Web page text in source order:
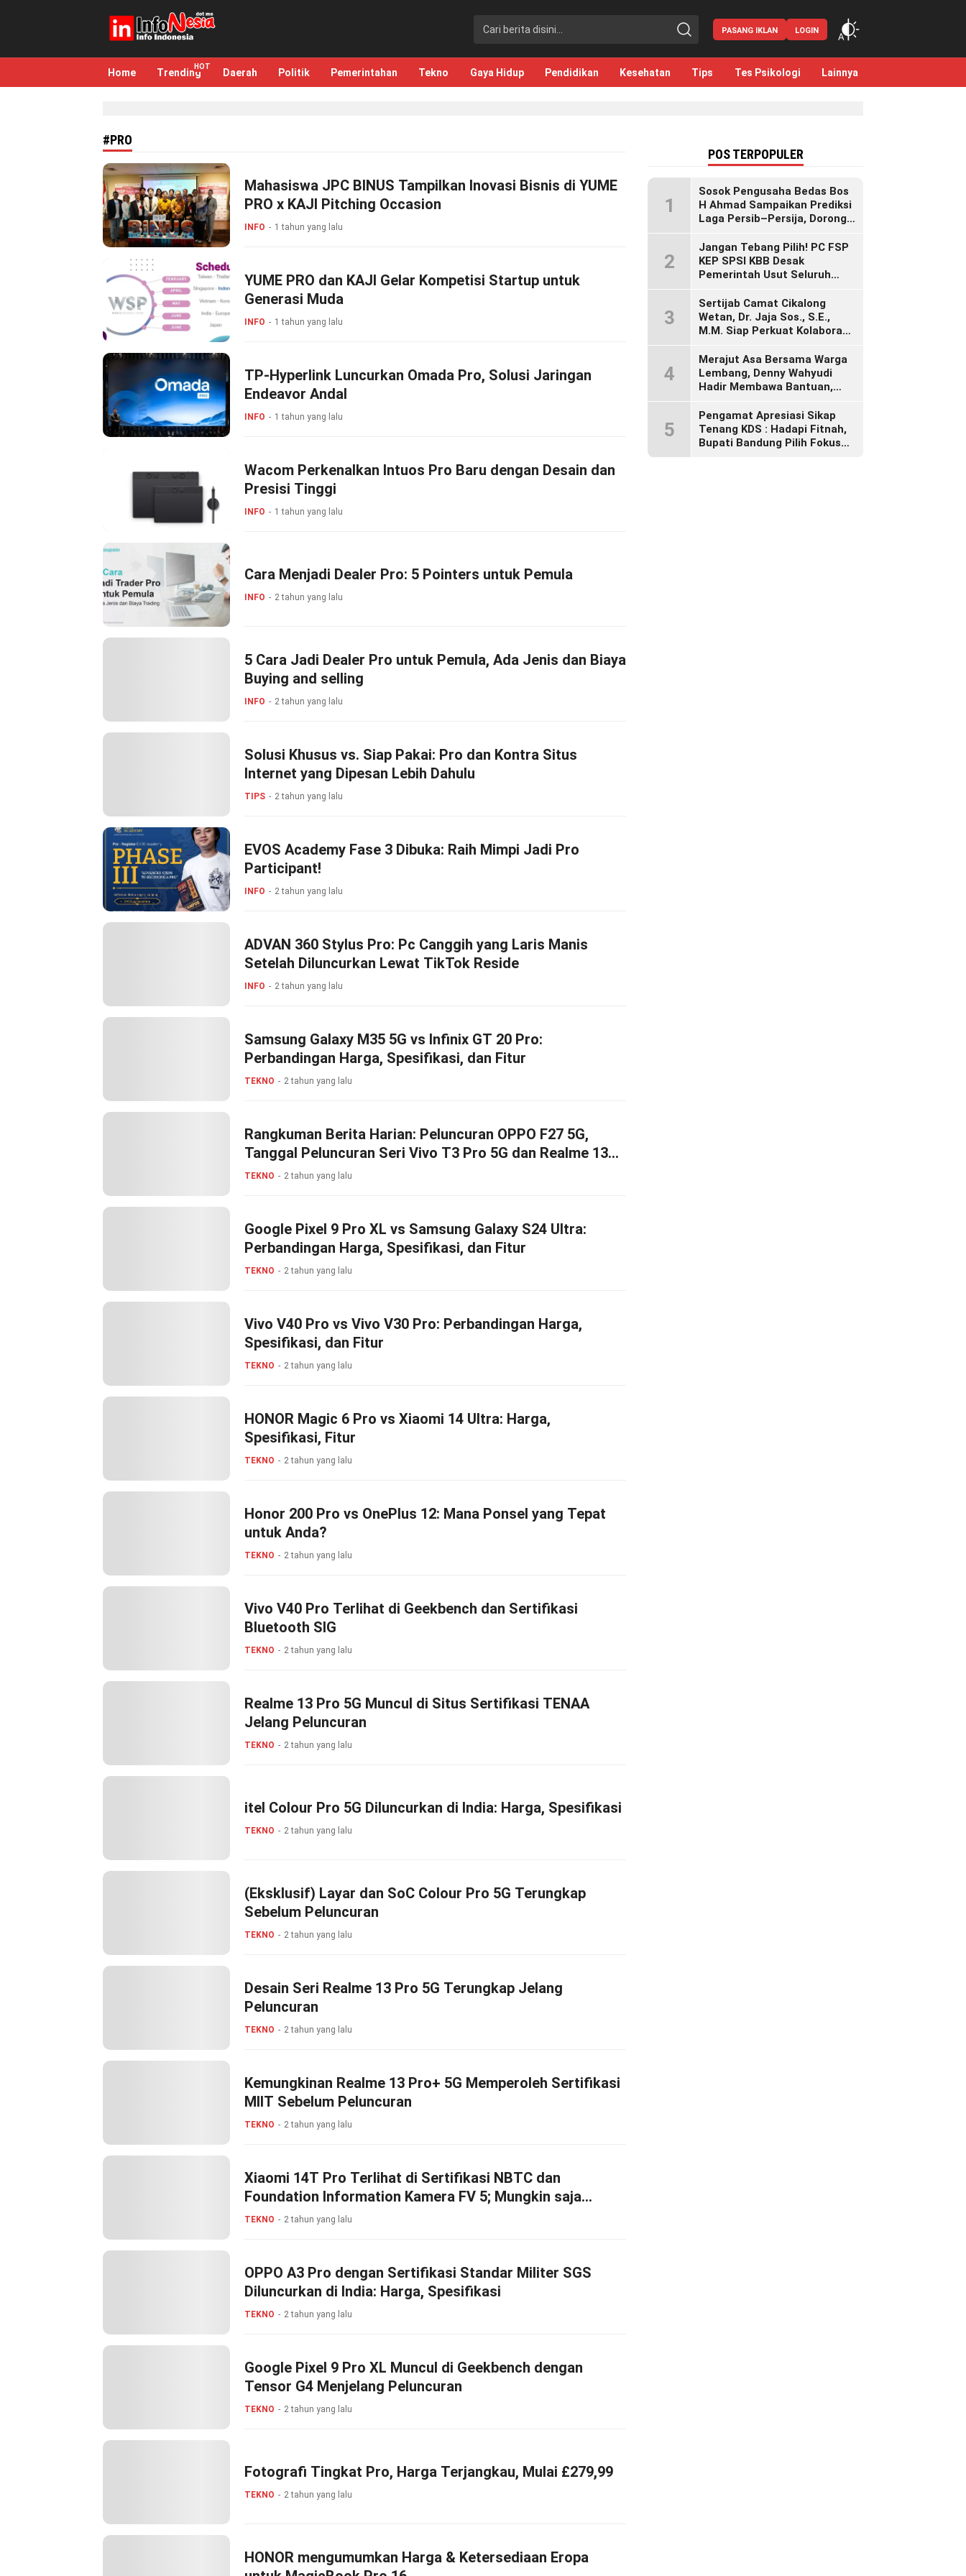
infonesia.me
Info Indonesia
PASANG IKLAN LOGIN
Home Trending Daerah Politik Pemerintahan Tekno Gaya Hidup Pendidikan Kesehatan Tips Tes Psikologi Lainnya
#PRO
Mahasiswa JPC BINUS Tampilkan Inovasi Bisnis di YUME
PRO x KAJI Pitching Occasion
INFO 1 tahun yang lalu
YUME PRO dan KAJI Gelar Kompetisi Startup untuk
Generasi Muda
INFO 1 tahun yang lalu
TP-Hyperlink Luncurkan Omada Pro, Solusi Jaringan
Endeavor Andal
INFO 1 tahun yang lalu
Wacom Perkenalkan Intuos Pro Baru dengan Desain dan
Presisi Tinggi
INFO 1 tahun yang lalu
Cara Menjadi Dealer Pro: 5 Pointers untuk Pemula
INFO 2 tahun yang lalu
5 Cara Jadi Dealer Pro untuk Pemula, Ada Jenis dan Biaya
Buying and selling
INFO 2 tahun yang lalu
Solusi Khusus vs. Siap Pakai: Pro dan Kontra Situs
Internet yang Dipesan Lebih Dahulu
TIPS 2 tahun yang lalu
EVOS Academy Fase 3 Dibuka: Raih Mimpi Jadi Pro
Participant!
INFO 2 tahun yang lalu
ADVAN 360 Stylus Pro: Pc Canggih yang Laris Manis
Setelah Diluncurkan Lewat TikTok Reside
INFO 2 tahun yang lalu
Samsung Galaxy M35 5G vs Infinix GT 20 Pro:
Perbandingan Harga, Spesifikasi, dan Fitur
TEKNO 2 tahun yang lalu
Rangkuman Berita Harian: Peluncuran OPPO F27 5G,
Tanggal Peluncuran Seri Vivo T3 Pro 5G dan Realme 13
5G, dan Lainnya
TEKNO 2 tahun yang lalu
Google Pixel 9 Pro XL vs Samsung Galaxy S24 Ultra:
Perbandingan Harga, Spesifikasi, dan Fitur
TEKNO 2 tahun yang lalu
Vivo V40 Pro vs Vivo V30 Pro: Perbandingan Harga,
Spesifikasi, dan Fitur
TEKNO 2 tahun yang lalu
HONOR Magic 6 Pro vs Xiaomi 14 Ultra: Harga,
Spesifikasi, Fitur
TEKNO 2 tahun yang lalu
Honor 200 Pro vs OnePlus 12: Mana Ponsel yang Tepat
untuk Anda?
TEKNO 2 tahun yang lalu
Vivo V40 Pro Terlihat di Geekbench dan Sertifikasi
Bluetooth SIG
TEKNO 2 tahun yang lalu
Realme 13 Pro 5G Muncul di Situs Sertifikasi TENAA
Jelang Peluncuran
TEKNO 2 tahun yang lalu
itel Colour Pro 5G Diluncurkan di India: Harga, Spesifikasi
TEKNO 2 tahun yang lalu
(Eksklusif) Layar dan SoC Colour Pro 5G Terungkap
Sebelum Peluncuran
TEKNO 2 tahun yang lalu
Desain Seri Realme 13 Pro 5G Terungkap Jelang
Peluncuran
TEKNO 2 tahun yang lalu
Kemungkinan Realme 13 Pro+ 5G Memperoleh Sertifikasi
MIIT Sebelum Peluncuran
TEKNO 2 tahun yang lalu
Xiaomi 14T Pro Terlihat di Sertifikasi NBTC dan
Foundation Information Kamera FV 5; Mungkin saja
Secepatnya Meluncur
TEKNO 2 tahun yang lalu
OPPO A3 Pro dengan Sertifikasi Standar Militer SGS
Diluncurkan di India: Harga, Spesifikasi
TEKNO 2 tahun yang lalu
Google Pixel 9 Pro XL Muncul di Geekbench dengan
Tensor G4 Menjelang Peluncuran
TEKNO 2 tahun yang lalu
Fotografi Tingkat Pro, Harga Terjangkau, Mulai £279,99
TEKNO 2 tahun yang lalu
HONOR mengumumkan Harga & Ketersediaan Eropa
POS TERPOPULER
1
Sosok Pengusaha Bedas Bos
H Ahmad Sampaikan Prediksi
Laga Persib–Persija, Dorong
Berada
2
Jangan Tebang Pilih! PC FSP
KEP SPSI KBB Desak
Pemerintah Usut Seluruh
Langgar Hak Pekerja Pasca
Sidak KDM”
3
Sertijab Camat Cikalong
Wetan, Dr. Jaja Sos., S.E.,
M.M. Siap Perkuat Kolaborasi
Lebih Maju dan Sejahtera
4
Merajut Asa Bersama Warga
Lembang, Denny Wahyudi
Hadir Membawa Bantuan,
Menyalakan Semangat
Generasi Muda
5
Pengamat Apresiasi Sikap
Tenang KDS : Hadapi Fitnah,
Bupati Bandung Pilih Fokus